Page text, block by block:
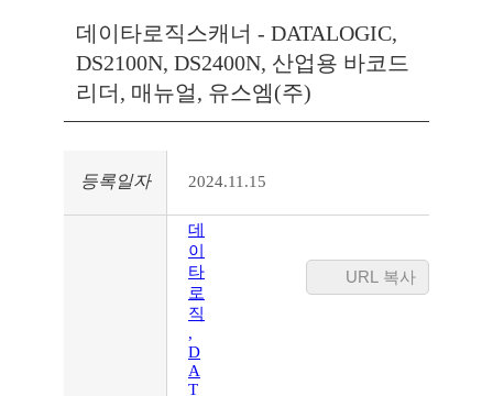
온라인문의
브로셔
매뉴얼
드라이버
데이타로직스캐너 - DATALOGIC,
DS2100N, DS2400N, 산업용 바코드
리더, 매뉴얼, 유스엠(주)
등록일자 2024.11.15
데
이
타
로
직
,
D
A
T
URL 복사